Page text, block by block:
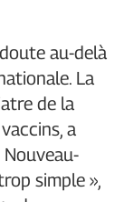
au-delà
La
de la
a
simple »,